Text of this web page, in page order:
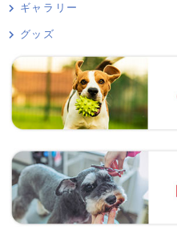
ギャラリー
グッズ